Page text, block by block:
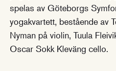
spelas av Göteborgs
yogakvartett, bestående av
Nyman på violin, Tuula
Oscar Sokk Kleväng cello.